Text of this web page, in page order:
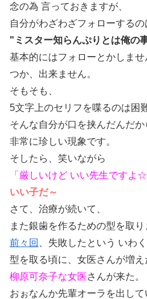
念の為 言っておきますが、
自分がわざわざフォローするの
"ミスター知らんぷりとは俺の
基本的にはフォローとかしませ
つか、出来ません。
そもそも、
5文字上のセリフを喋るのは困
そんな自分が口を挟んだんだか
非常に珍しい現象です。
そしたら、笑いながら
「厳しいけど いい先生ですよ☆
いい子だ～
さて、治療が続いて、
また銀歯を作るための型を取り
前々回
、失敗したという いわく
型を取る頃に、女医さんが増え
柳原可奈子な女医さんが来た。
おぉなんか先輩オーラを出して